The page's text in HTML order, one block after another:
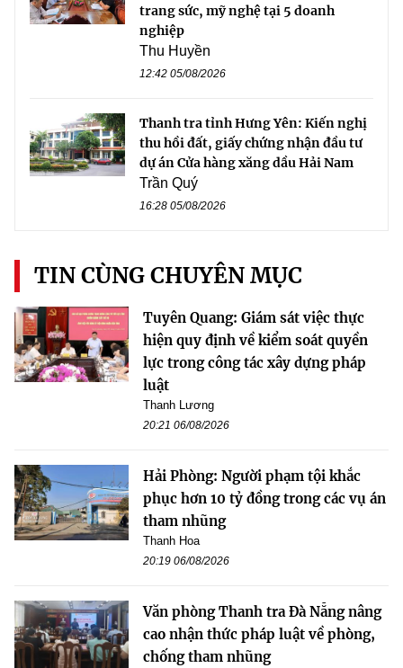
trang sức, mỹ nghệ tại 5 doanh
nghiệp
Thu Huyền
12:42 05/08/2026
Thanh tra tỉnh Hưng Yên: Kiến nghị
thu hồi đất, giấy chứng nhận đầu tư
dự án Cửa hàng xăng dầu Hải Nam
Trần Quý
16:28 05/08/2026
TIN CÙNG CHUYÊN MỤC
Tuyên Quang: Giám sát việc thực
hiện quy định về kiểm soát quyền
lực trong công tác xây dựng pháp
luật
Thanh Lương
20:21 06/08/2026
Hải Phòng: Người phạm tội khắc
phục hơn 10 tỷ đồng trong các vụ án
tham nhũng
Thanh Hoa
20:19 06/08/2026
Văn phòng Thanh tra Đà Nẵng nâng
cao nhận thức pháp luật về phòng,
chống tham nhũng